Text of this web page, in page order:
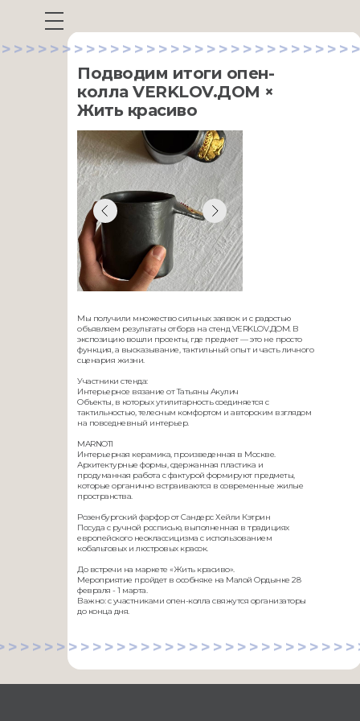
Подводим итоги опен-
колла VERKLOV.ДОМ ×
Жить красиво
Мы получили множество сильных заявок и с радостью
объявляем результаты отбора на стенд VERKLOV.ДОМ. В
экспозицию вошли проекты, где предмет — это не просто
функция, а высказывание, тактильный опыт и часть личного
сценария жизни.
Участники стенда:
Интерьерное вязание от Татьяны Акулич
Объекты, в которых утилитарность соединяется с
тактильностью, телесным комфортом и авторским взглядом
на повседневный интерьер.
MARNOTI
Интерьерная керамика, произведенная в Москве.
Архитектурные формы, сдержанная пластика и
продуманная работа с фактурой формируют предметы,
которые органично встраиваются в современные жилые
пространства.
Розенбургский фарфор от Сандерс Хейли Кэтрин
Посуда с ручной росписью, выполненная в традициях
европейского неоклассицизма с использованием
кобальтовых и люстровых красок.
До встречи на маркете «Жить красиво».
Мероприятие пройдет в особняке на Малой Ордынке 28
февраля - 1 марта.
Важно: с участниками опен-колла свяжутся организаторы
до конца дня.